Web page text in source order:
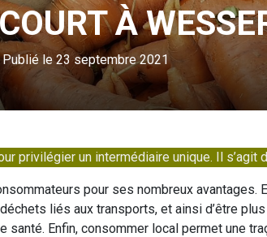
À
Publié le 23 septembre 2021
privilégier un intermédiaire unique. Il s’agit
pour ses nombreux
liés aux transports, et ainsi d’être
Enfin, consommer local permet une